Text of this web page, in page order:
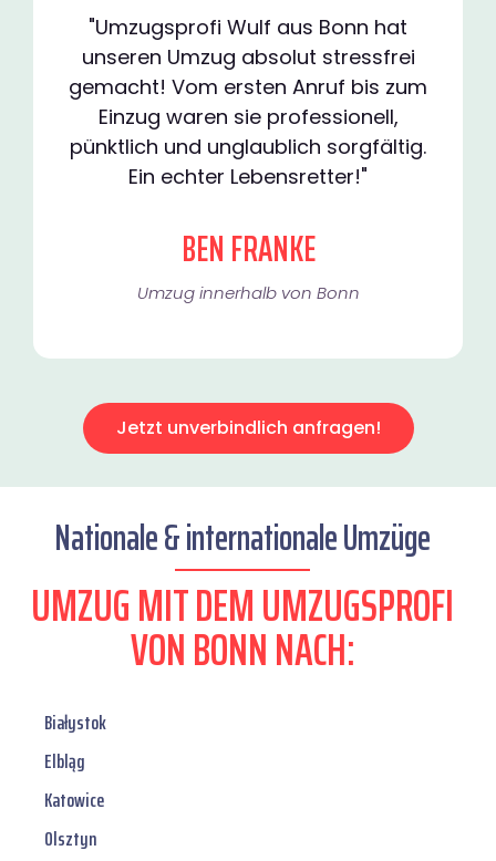
"Umzugsprofi Wulf aus Bonn hat
unseren Umzug absolut stressfrei
gemacht! Vom ersten Anruf bis zum
Einzug waren sie professionell,
pünktlich und unglaublich sorgfältig.
Ein echter Lebensretter!"
BEN FRANKE
Umzug innerhalb von Bonn​
Jetzt unverbindlich anfragen!
Nationale & internationale Umzüge
UMZUG MIT DEM UMZUGSPROFI
VON BONN NACH:
Białystok
Elbląg
Katowice
Olsztyn